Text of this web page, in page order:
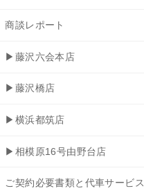
商談レポート
▶藤沢六会本店
▶藤沢橋店
▶横浜都筑店
▶相模原16号由野台店
ご契約必要書類と代車サービス